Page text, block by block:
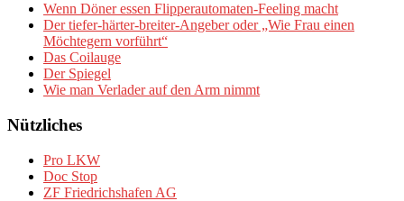
Wenn Döner essen Flipperautomaten-Feeling macht
Der tiefer-härter-breiter-Angeber oder „Wie Frau einen
Möchtegern vorführt“
Das Coilauge
Der Spiegel
Wie man Verlader auf den Arm nimmt
Nützliches
Pro LKW
Doc Stop
ZF Friedrichshafen AG